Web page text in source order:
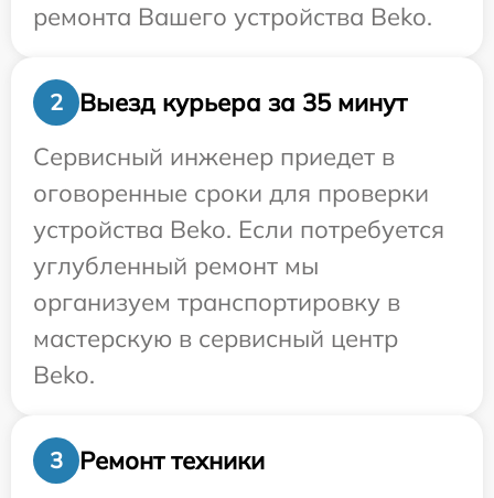
ремонта Вашего устройства Beko.
2
Выезд курьера за 35 минут
Сервисный инженер приедет в
оговоренные сроки для проверки
устройства Beko. Если потребуется
углубленный ремонт мы
организуем транспортировку в
мастерскую в сервисный центр
Beko.
3 Ремонт техники